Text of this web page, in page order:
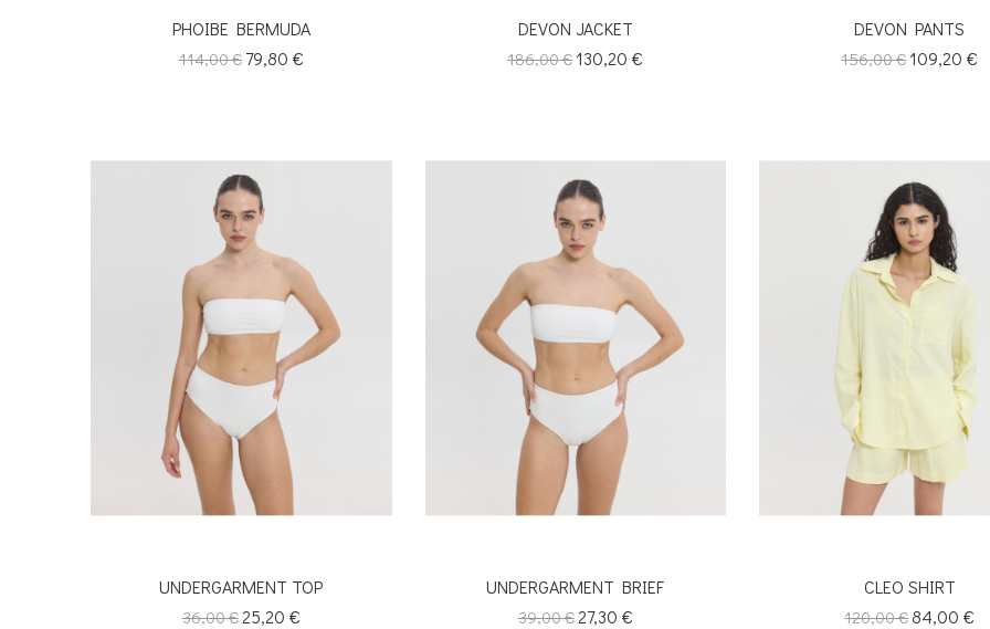
PHOIBE BERMUDA
Κανονική
114,00 € Τιμή
79,80 €
DEVON JACKET
Κανονική
186,00 €Τιμή
130,20 €
DEVON PANTS
Κανονική
156,00 €Τιμή
109,20 €
UNDERGARMENT TOP
Κανονική
36,00 €Τιμή
25,20 €
UNDERGARMENT BRIEF
Κανονική
39,00 €Τιμή
27,30 €
CLEO SHIRT
Κανονική
120,00 €Τιμή
84,00 €